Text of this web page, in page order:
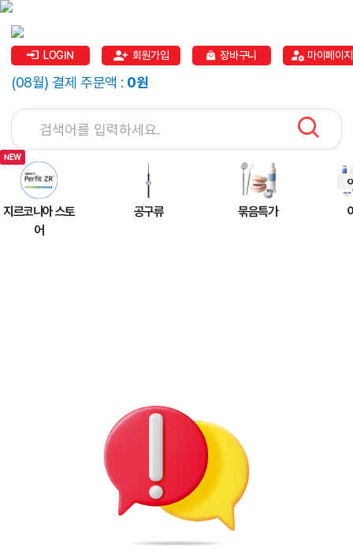
LOGIN 회원가입 장바구니 마이페이지
(08월) 결제 주문액 : 0원
지르코니아 스토
어
공구류 묶음특가